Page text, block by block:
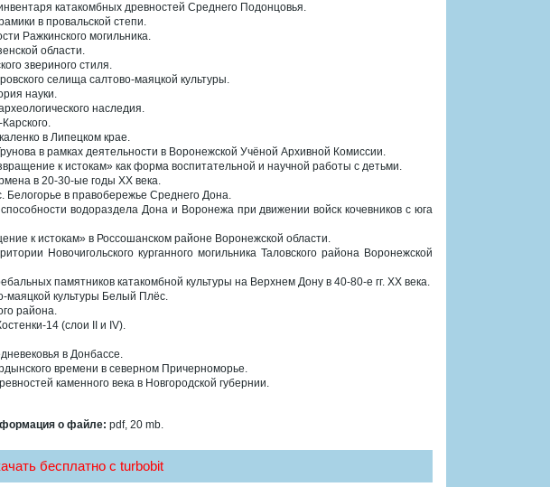
катакомбных древностей Среднего Подонцовья.
в провальской степи.
Ражкинского могильника.
области.
звериного стиля.
селища салтово-маяцкой культуры.
науки.
наследия.
в Липецком крае.
в рамках деятельности в Воронежской Учёной Архивной Комиссии.
к истокам» как форма воспитательной и научной работы с детьми.
в 20-30-ые годы XX века.
Белогорье в правобережье Среднего Дона.
водораздела Дона и Воронежа при движении войск кочевников с юга
к истокам» в Россошанском районе Воронежской области.
Новочигольского курганного могильника Таловского района Воронежской
памятников катакомбной культуры на Верхнем Дону в 40-80-е гг. XX века.
культуры Белый Плёс.
района.
14 (слои II и IV).
в Донбассе.
времени в северном Причерноморье.
каменного века в Новгородской губернии.
о файле: pdf, 20 mb.
бесплатно c turbobit